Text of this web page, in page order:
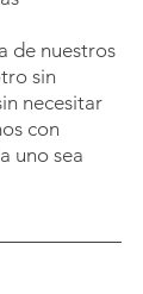
de nuestros
sin
necesitar
con
uno sea